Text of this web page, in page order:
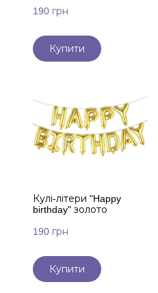
190 грн
Купити
Кулі-літери "Happy
birthday" золото
190 грн
Купити